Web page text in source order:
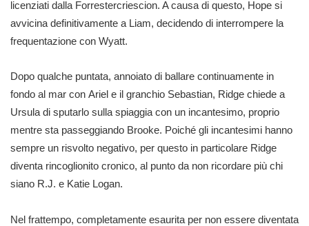
licenziati dalla Forrestercriescion. A causa di questo, Hope si
avvicina definitivamente a Liam, decidendo di interrompere la
frequentazione con Wyatt.
Dopo qualche puntata, annoiato di ballare continuamente in
fondo al mar con Ariel e il granchio Sebastian, Ridge chiede a
Ursula di sputarlo sulla spiaggia con un incantesimo, proprio
mentre sta passeggiando Brooke. Poiché gli incantesimi hanno
sempre un risvolto negativo, per questo in particolare Ridge
diventa rincoglionito cronico, al punto da non ricordare più chi
siano R.J. e Katie Logan.
Nel frattempo, completamente esaurita per non essere diventata